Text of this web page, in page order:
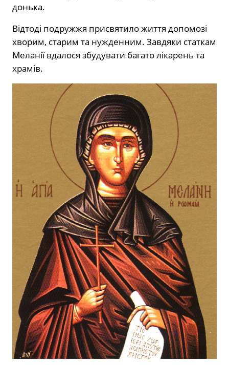
донька.
Відтоді подружжя присвятило життя допомозі
хворим, старим та нужденним. Завдяки статкам
Меланії вдалося збудувати багато лікарень та
храмів.